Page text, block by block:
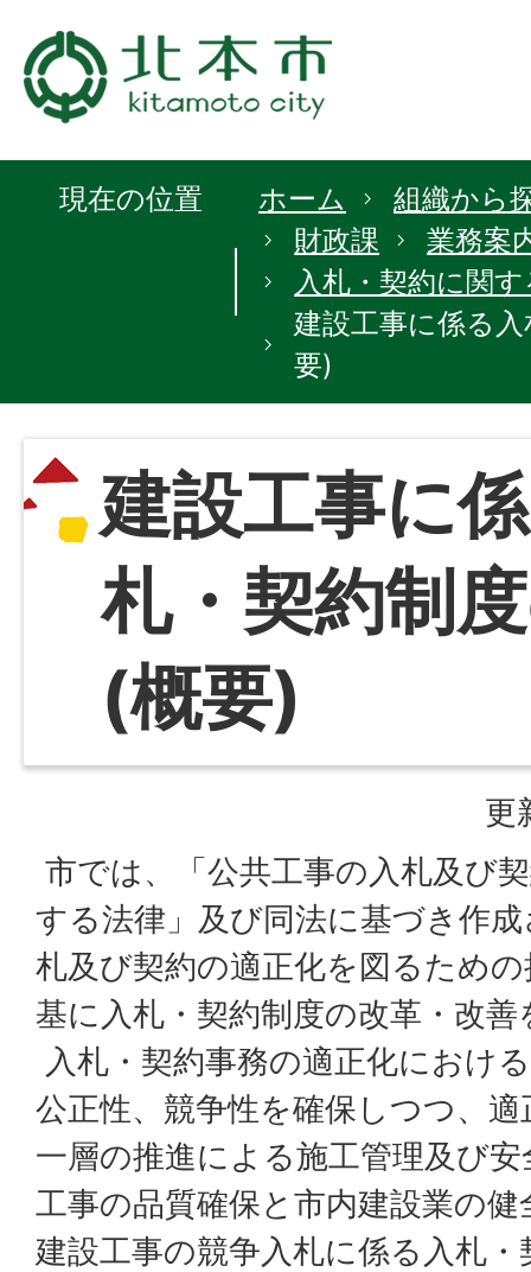
現在の位置 ホーム
組織から
財政課
業務案
入札・契約に関
建設工事に係る
要)
建設工事に
札・契約制
(概要)
更
市では、「公共工事の入札及び
する法律」及び同法に基づき作
札及び契約の適正化を図るため
基に入札・契約制度の改革・改
入札・契約事務の適正化におけ
公正性、競争性を確保しつつ、
一層の推進による施工管理及び
工事の品質確保と市内建設業の
建設工事の競争入札に係る入札